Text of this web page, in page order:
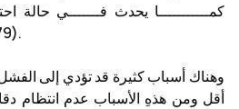
كمـــــــــــا يحدث فـــــــي حالة
أقل ومن هذهِ الأسباب عدم انتظام